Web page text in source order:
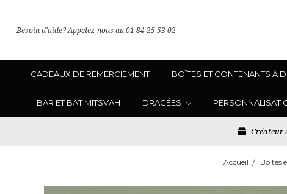
Besoin d'aide? Appelez-nous au 01 84 25 53 02
CADEAUX DE REMERCIEMENT BOÎTES ET CONTENANTS À
BAR ET BAT MITSVAH DRAGÉES
Créateur
Accueil Boîtes